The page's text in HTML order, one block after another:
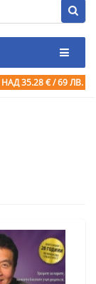
НАД 35.28 € / 69 ЛВ.